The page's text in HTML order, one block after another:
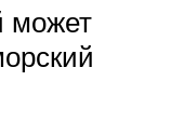
может